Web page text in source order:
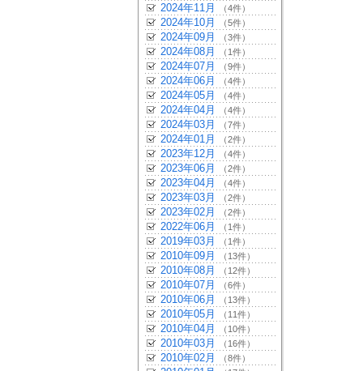
2024年11月 （4件）
2024年10月 （5件）
2024年09月 （3件）
2024年08月 （1件）
2024年07月 （9件）
2024年06月 （4件）
2024年05月 （4件）
2024年04月 （4件）
2024年03月 （7件）
2024年01月 （2件）
2023年12月 （4件）
2023年06月 （2件）
2023年04月 （4件）
2023年03月 （2件）
2023年02月 （2件）
2022年06月 （1件）
2019年03月 （1件）
2010年09月 （13件）
2010年08月 （12件）
2010年07月 （6件）
2010年06月 （13件）
2010年05月 （11件）
2010年04月 （10件）
2010年03月 （16件）
2010年02月 （8件）